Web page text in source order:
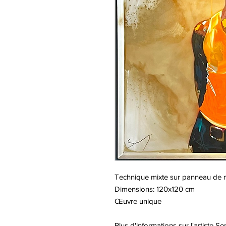
Technique mixte sur panneau de
Dimensions: 120x120 cm
Œuvre unique